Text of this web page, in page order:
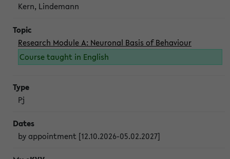
Kern, Lindemann
Research Module A: Neuronal Basis of Behaviour
Course taught in English
Pj
by appointment [12.10.2026-05.02.2027]